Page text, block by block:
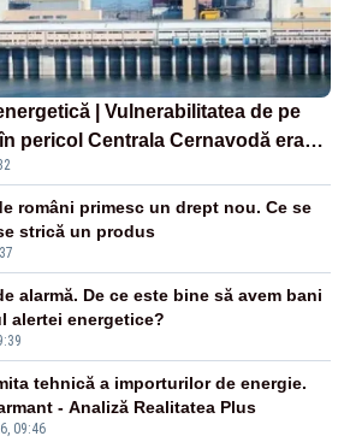
| Vulnerabilitatea de pe
pericol Centrala Cernavodă era
lui Ceaușescu
români primesc un drept nou. Ce se
strică un produs
alarmă. De ce este bine să avem bani
alertei energetice?
09:46
tehnică a importurilor de energie.
- Analiză Realitatea Plus